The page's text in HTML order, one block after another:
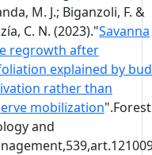
M. J.; Biganzoli, F. &
C. N. (2023)."Savanna
regrowth after
explained by bud
rather than
mobilization".Forest
and